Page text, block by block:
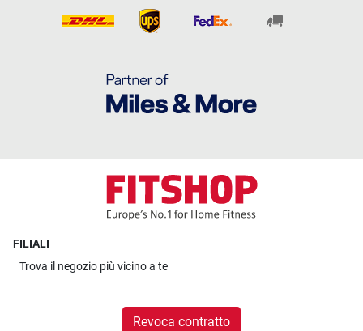
FILIALI
Trova il negozio più vicino a te
Revoca contratto